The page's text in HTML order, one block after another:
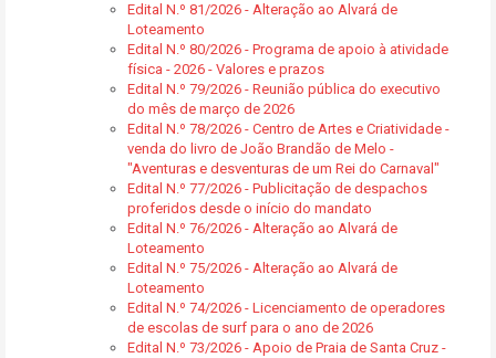
Edital N.º 81/2026 - Alteração ao Alvará de
Loteamento
Edital N.º 80/2026 - Programa de apoio à atividade
física - 2026 - Valores e prazos
Edital N.º 79/2026 - Reunião pública do executivo
do mês de março de 2026
Edital N.º 78/2026 - Centro de Artes e Criatividade -
venda do livro de João Brandão de Melo -
"Aventuras e desventuras de um Rei do Carnaval"
Edital N.º 77/2026 - Publicitação de despachos
proferidos desde o início do mandato
Edital N.º 76/2026 - Alteração ao Alvará de
Loteamento
Edital N.º 75/2026 - Alteração ao Alvará de
Loteamento
Edital N.º 74/2026 - Licenciamento de operadores
de escolas de surf para o ano de 2026
Edital N.º 73/2026 - Apoio de Praia de Santa Cruz -